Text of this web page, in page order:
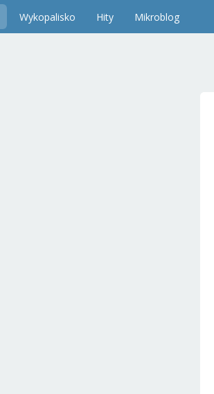
Wykopalisko Hity Mikroblog